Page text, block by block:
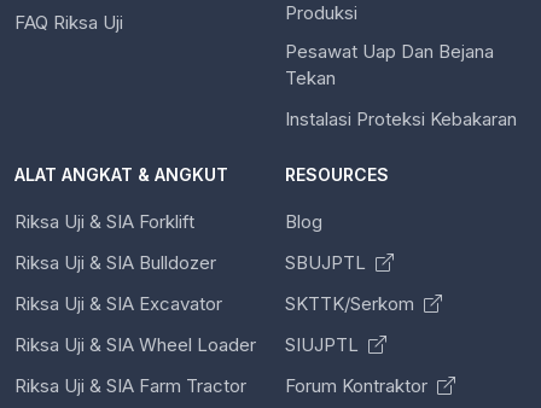
FAQ Riksa Uji
Produksi
Pesawat Uap Dan Bejana
Tekan
Instalasi Proteksi Kebakaran
ALAT ANGKAT & ANGKUT
Riksa Uji & SIA Forklift
Riksa Uji & SIA Bulldozer
Riksa Uji & SIA Excavator
Riksa Uji & SIA Wheel Loader
Riksa Uji & SIA Farm Tractor
RESOURCES
Blog
SBUJPTL
SKTTK/Serkom
SIUJPTL
Forum Kontraktor